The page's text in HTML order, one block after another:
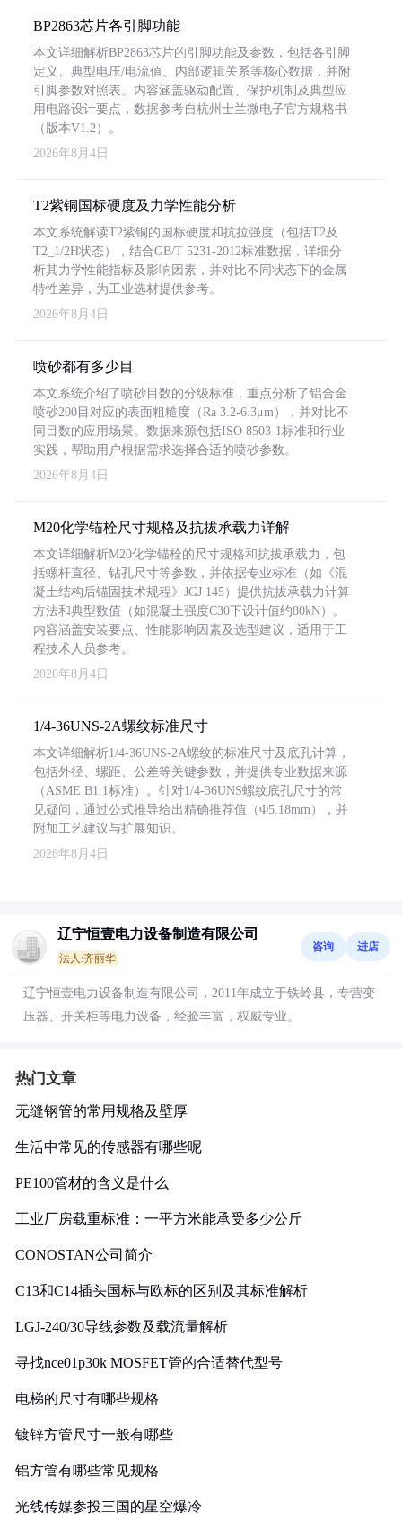
BP2863芯片各引脚功能
本文详细解析BP2863芯片的引脚功能及参数，包括各引脚
定义、典型电压/电流值、内部逻辑关系等核心数据，并附
引脚参数对照表。内容涵盖驱动配置、保护机制及典型应
用电路设计要点，数据参考自杭州士兰微电子官方规格书
（版本V1.2）。
2026年8月4日
T2紫铜国标硬度及力学性能分析
本文系统解读T2紫铜的国标硬度和抗拉强度（包括T2及
T2_1/2H状态），结合GB/T 5231-2012标准数据，详细分
析其力学性能指标及影响因素，并对比不同状态下的金属
特性差异，为工业选材提供参考。
2026年8月4日
喷砂都有多少目
本文系统介绍了喷砂目数的分级标准，重点分析了铝合金
喷砂200目对应的表面粗糙度（Ra 3.2-6.3μm），并对比不
同目数的应用场景。数据来源包括ISO 8503-1标准和行业
实践，帮助用户根据需求选择合适的喷砂参数。
2026年8月4日
M20化学锚栓尺寸规格及抗拔承载力详解
本文详细解析M20化学锚栓的尺寸规格和抗拔承载力，包
括螺杆直径、钻孔尺寸等参数，并依据专业标准（如《混
凝土结构后锚固技术规程》JGJ 145）提供抗拔承载力计算
方法和典型数值（如混凝土强度C30下设计值约80kN）。
内容涵盖安装要点、性能影响因素及选型建议，适用于工
程技术人员参考。
2026年8月4日
1/4-36UNS-2A螺纹标准尺寸
本文详细解析1/4-36UNS-2A螺纹的标准尺寸及底孔计算，
包括外径、螺距、公差等关键参数，并提供专业数据来源
（ASME B1.1标准）。针对1/4-36UNS螺纹底孔尺寸的常
见疑问，通过公式推导给出精确推荐值（Φ5.18mm），并
附加工艺建议与扩展知识。
2026年8月4日
辽宁恒壹电力设备制造有限公司
法人:齐丽华
咨询 进店
辽宁恒壹电力设备制造有限公司，2011年成立于铁岭县，专营变
压器、开关柜等电力设备，经验丰富，权威专业。
热门文章
无缝钢管的常用规格及壁厚
生活中常见的传感器有哪些呢
PE100管材的含义是什么
工业厂房载重标准：一平方米能承受多少公斤
CONOSTAN公司简介
C13和C14插头国标与欧标的区别及其标准解析
LGJ-240/30导线参数及载流量解析
寻找nce01p30k MOSFET管的合适替代型号
电梯的尺寸有哪些规格
镀锌方管尺寸一般有哪些
铝方管有哪些常见规格
光线传媒参投三国的星空爆冷